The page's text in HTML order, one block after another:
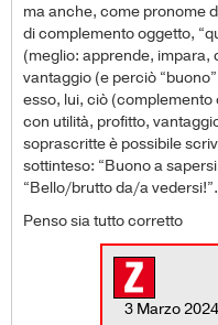
ma anche, come pronome
di complemento oggetto,
(meglio: apprende,
vantaggio (e perciò
esso, lui, ciò
con utilità, profitto,
soprascritte è possibile
sottinteso: “Buono a
“Bello/brutto da/a vedersi!”.
Penso sia tutto corretto
3 Marzo